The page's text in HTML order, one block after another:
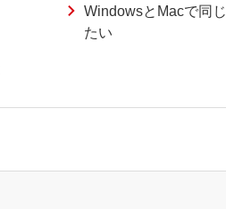
WindowsとMacで同
たい